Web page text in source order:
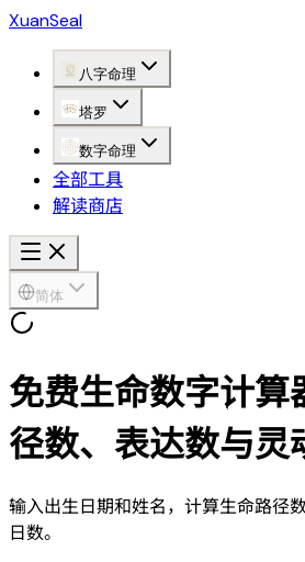
XuanSeal
八字命理
塔罗
数字命理
全部工具
解读商店
简体
免费生命数字计算
径数、表达数与灵
输入出生日期和姓名，计算生命路径
日数。